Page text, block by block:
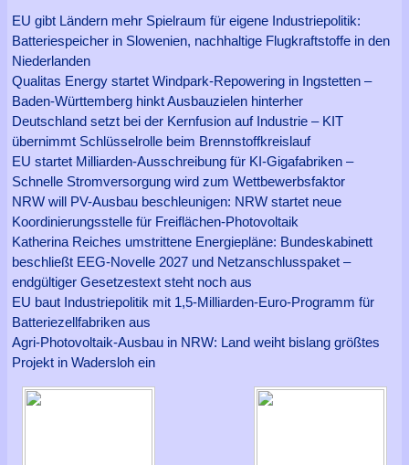
EU gibt Ländern mehr Spielraum für eigene Industriepolitik:
Batteriespeicher in Slowenien, nachhaltige Flugkraftstoffe in den
Niederlanden
Qualitas Energy startet Windpark-Repowering in Ingstetten –
Baden-Württemberg hinkt Ausbauzielen hinterher
Deutschland setzt bei der Kernfusion auf Industrie – KIT
übernimmt Schlüsselrolle beim Brennstoffkreislauf
EU startet Milliarden-Ausschreibung für KI-Gigafabriken –
Schnelle Stromversorgung wird zum Wettbewerbsfaktor
NRW will PV-Ausbau beschleunigen: NRW startet neue
Koordinierungsstelle für Freiflächen-Photovoltaik
Katherina Reiches umstrittene Energiepläne: Bundeskabinett
beschließt EEG-Novelle 2027 und Netzanschlusspaket –
endgültiger Gesetzestext steht noch aus
EU baut Industriepolitik mit 1,5-Milliarden-Euro-Programm für
Batteriezellfabriken aus
Agri-Photovoltaik-Ausbau in NRW: Land weiht bislang größtes
Projekt in Wadersloh ein